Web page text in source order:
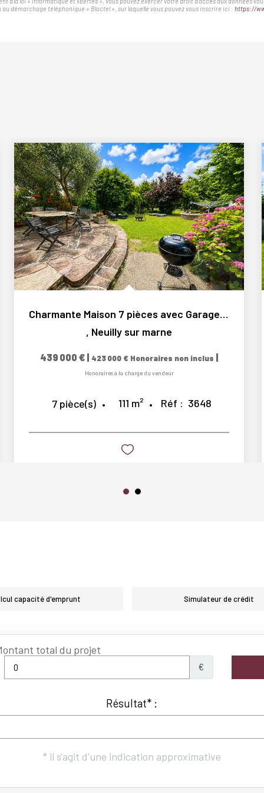
démarchage téléphonique « Bloctel », sur laquelle vous pouvez vous inscrire ici : https://
Charmante Maison 7 pièces avec Garage et Jardin
, Neuilly sur marne
439 000 € | 423 000 € Honoraires non inclus |
Honoraires à la charge du vendeur
7 pièce(s) 111 m² Réf : 3648
capacité d'emprunt Simulateur de crédit